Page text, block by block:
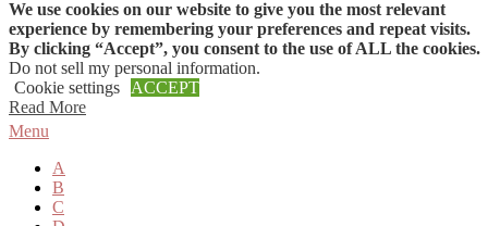
Skip to content
Menu
A
B
C
We use cookies on our website to give you the most relevant
experience by remembering your preferences and repeat visits.
By clicking “Accept”, you consent to the use of ALL the cookies.
Do not sell my personal information.
Cookie settings
ACCEPT
Read More